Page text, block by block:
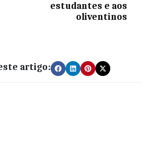
estudantes e aos
oliventinos
artigo: